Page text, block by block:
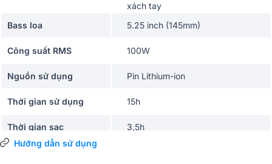
xách tay
Bass loa
5.25 inch (145mm)
Công suất RMS 100W
Nguồn sử dụng Pin Lithium-ion
Thời gian sử dụng 15h
Thời gian sạc 3,5h
Công nghệ âm thanh
Hướng dẫn sử dụng